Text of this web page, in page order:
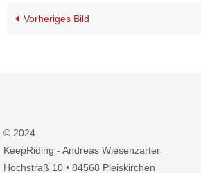
Vorheriges Bild
© 2024
KeepRiding - Andreas Wiesenzarter
Hochstraß 10 • 84568 Pleiskirchen